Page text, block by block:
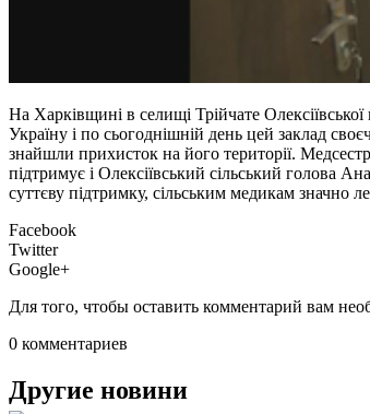
На Харківщині в селищі Трійчате
Україну і по сьогоднішній день цей заклад
знайшли прихисток на його території.
підтримує і Олексіївський сільський голова
суттєву підтримку, сільським медикам значно
Facebook
Twitter
Google+
Для того, чтобы оставить комментарий вам
0 комментариев
Другие новини